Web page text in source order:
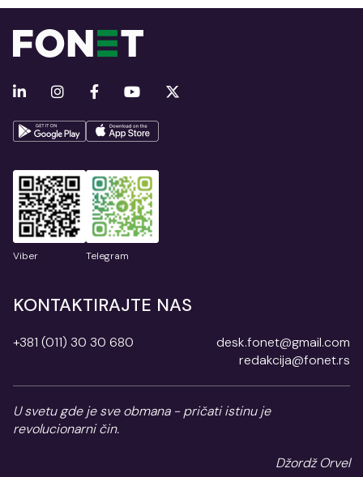
Viber Telegram
KONTAKTIRAJTE NAS
+381 (011) 30 30 680
desk.fonet@gmail.com
redakcija@fonet.rs
U svetu gde je sve obmana - pričati istinu je
revolucionarni čin.
Džordž Orvel